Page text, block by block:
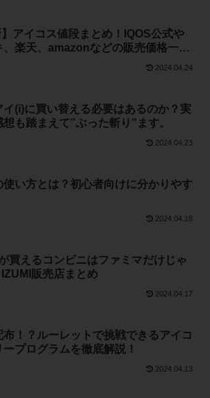
】アイコス値段まとめ！IQOS公式や
、楽天、amazonなどの販売価格一
2024.04.24
イ(i)に買い替える必要はあるのか？実
も踏まえて”ぶった斬り”ます。
2024.04.23
使い方とは？初心者向けに分かりやす
2024.04.18
買えるコンビニはファミマだけじゃ
販売店まとめ
2024.04.17
！？ルーレットで挑戦できるアイコ
プログラムを徹底解説！
2024.04.13